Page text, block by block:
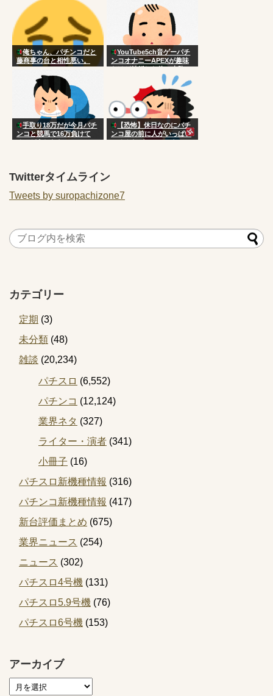
俺ちゃん、パチンコだと
藤商事の台と相性悪い。
YouTube5ch音ゲーパチ
ンコオナニーAPEXが趣味
だけど結婚した俺の末路
手取り18万だが今月パチ
ンコと競馬で16万負けて
る どうしたらいい？
【恐怖】休日なのにパチ
ンコ屋の前に人がいっぱい
いるんだが…こいつら
Twitterタイムライン
Tweets by suropachizone7
カテゴリー
定期 (3)
未分類 (48)
雑談 (20,234)
パチスロ (6,552)
パチンコ (12,124)
業界ネタ (327)
ライター・演者 (341)
小冊子 (16)
パチスロ新機種情報 (316)
パチンコ新機種情報 (417)
新台評価まとめ (675)
業界ニュース (254)
ニュース (302)
パチスロ4号機 (131)
パチスロ5.9号機 (76)
パチスロ6号機 (153)
アーカイブ